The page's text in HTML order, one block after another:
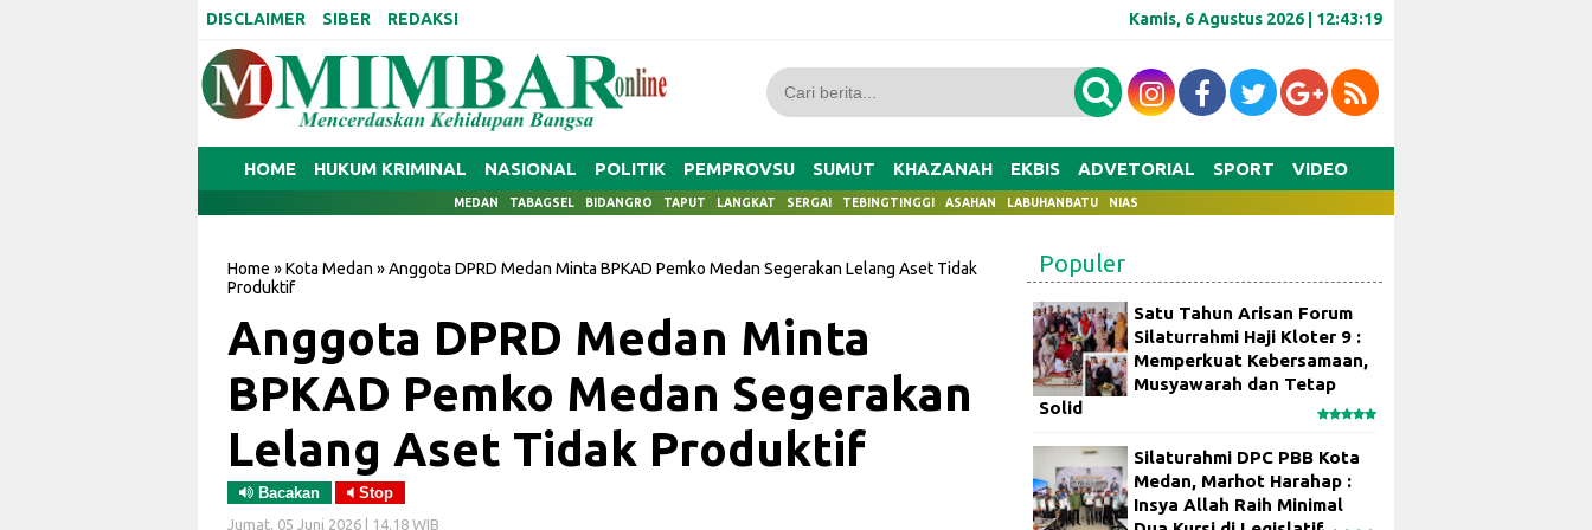
DISCLAIMER SIBER REDAKSI Kamis, 6 Agustus 2026 | 12:43:19
HOME HUKUM KRIMINAL NASIONAL POLITIK PEMPROVSU SUMUT KHAZANAH EKBIS ADVETORIAL SPORT VIDEO
MEDAN TABAGSEL BIDANGRO TAPUT LANGKAT SERGAI TEBINGTINGGI ASAHAN LABUHANBATU NIAS
Home »Kota Medan »Anggota DPRD Medan Minta BPKAD Pemko Medan Segerakan Lelang Aset Tidak
Produktif
Anggota DPRD Medan Minta
BPKAD Pemko Medan Segerakan
Lelang Aset Tidak Produktif
Bacakan Stop
Jumat, 05 Juni 2026 | 14.18 WIB
Populer
Satu Tahun Arisan Forum
Silaturrahmi Haji Kloter 9 :
Memperkuat Kebersamaan,
Musyawarah dan Tetap
Solid
Silaturahmi DPC PBB Kota
Medan, Marhot Harahap :
Insya Allah Raih Minimal